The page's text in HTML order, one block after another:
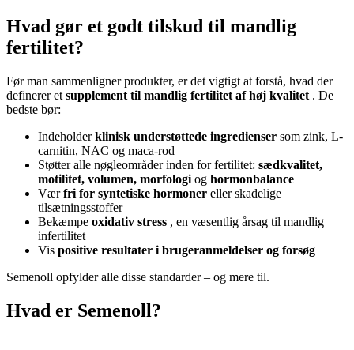
Hvad gør et godt tilskud til mandlig
fertilitet?
Før man sammenligner produkter, er det vigtigt at forstå, hvad der
definerer et supplement til mandlig fertilitet af høj kvalitet . De
bedste bør:
Indeholderklinisk understøttede ingredienser som zink, L-
carnitin, NAC og maca-rod
Støtter alle nøgleområder inden for fertilitet: sædkvalitet,
motilitet, volumen, morfologi og hormonbalance
Værfri for syntetiske hormoner eller skadelige
tilsætningsstoffer
Bekæmpe oxidativ stress , en væsentlig årsag til mandlig
infertilitet
Vis positive resultater i brugeranmeldelser og forsøg
Semenoll opfylder alle disse standarder – og mere til.
Hvad er Semenoll?